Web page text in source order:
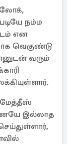
நம்ம
என
வெகுண்டு
வரும்
மேத்தீஸ்
இல்லாத